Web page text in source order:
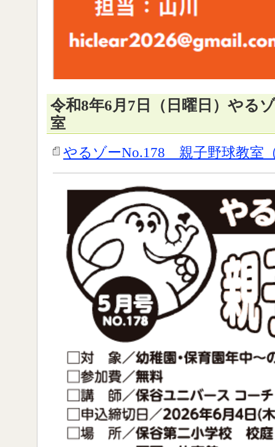
令和8年6月7日（日曜日）やる
室
やるゾーNo.178 親子野球教室